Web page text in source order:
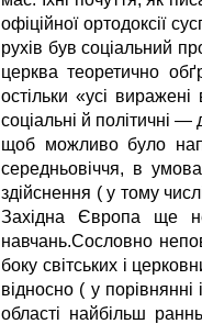
офіційної ортодоксії
рухів був соціальний
церква теоретично
остільки «усі
соціальні й політичні
щоб можливо було
середньовіччя, в
здійснення ( у тому
Західна Європа ще
навчань.Сословно
боку світських і
відносно ( у
області найбільш